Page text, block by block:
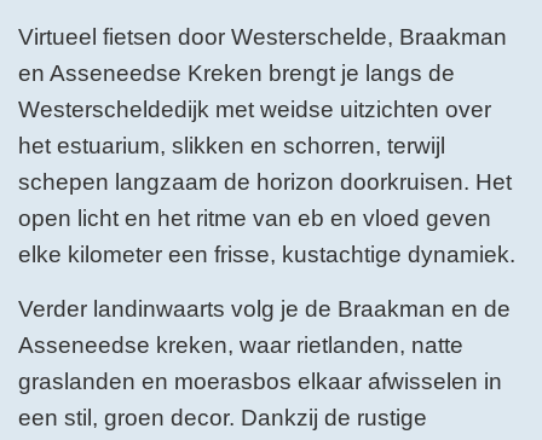
Virtueel fietsen door Westerschelde, Braakman
en Asseneedse Kreken brengt je langs de
Westerscheldedijk met weidse uitzichten over
het estuarium, slikken en schorren, terwijl
schepen langzaam de horizon doorkruisen. Het
open licht en het ritme van eb en vloed geven
elke kilometer een frisse, kustachtige dynamiek.
Verder landinwaarts volg je de Braakman en de
Asseneedse kreken, waar rietlanden, natte
graslanden en moerasbos elkaar afwisselen in
een stil, groen decor. Dankzij de rustige